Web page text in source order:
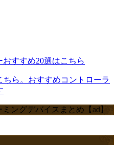
おすすめ20選はこちら
ら。おすすめコントローラ
ングデバイスまとめ【ad】